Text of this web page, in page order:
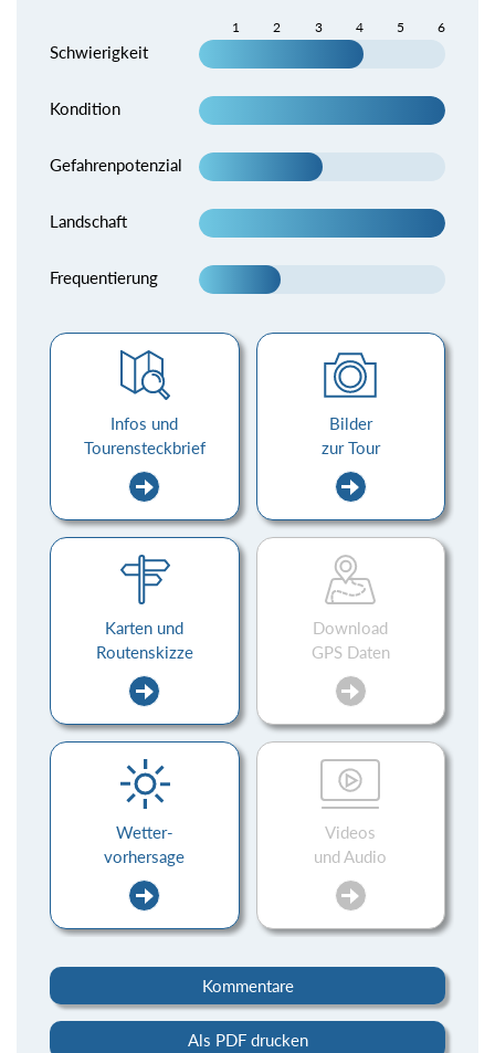
1 2 3 4 5 6
Schwierigkeit
Kondition
Gefahrenpotenzial
Landschaft
Frequentierung
Infos und
Tourensteckbrief
Bilder
zur Tour
Karten und
Routenskizze
Download
GPS Daten
Wetter-
vorhersage
Videos
und Audio
Kommentare
Als PDF drucken